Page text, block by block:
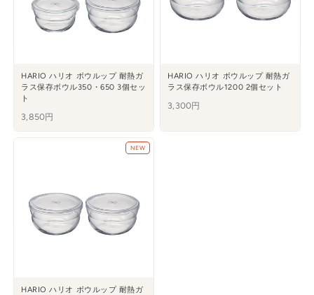
HARIO ハリオ ボウルップ 耐熱ガ
ラス保存ボウル350・650 3個セッ
ト
3,850円
HARIO ハリオ ボウルップ 耐熱ガ
ラス保存ボウル1200 2個セット
3,300円
NEW
HARIO ハリオ ボウルップ 耐熱ガ